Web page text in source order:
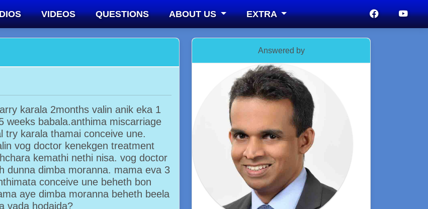
VIDEOS QUESTIONS ABOUT US EXTRA
karala 2months valin anik eka 1
weeks babala.anthima miscarriage
try karala thamai conceive une.
vog doctor kenekgen treatment
kemathi nethi nisa. vog doctor
dunna dimba moranna. mama eva 3
conceive une beheth bon
aye dimba moranna beheth beela
vada hodaida?
Answered by